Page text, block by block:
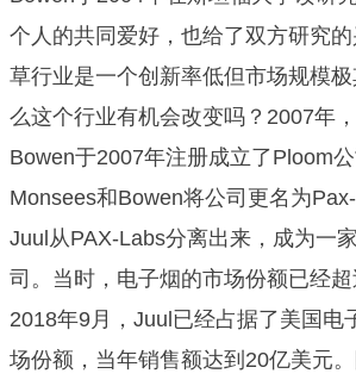
个人的共同爱好，也给了双方研究
草行业是一个创新率低但市场规模
么这个行业有机会改变吗？2007年
Bowen于2007年注册成立了Ploom公
Monsees和Bowen将公司更名为
Juul从PAX-Labs分离出来，成为一
司。当时，电子烟的市场份额已经超
2018年9月，Juul已经占据了美国电
场份额，当年销售额达到20亿美元